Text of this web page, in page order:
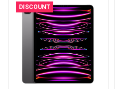
DISCOUNT